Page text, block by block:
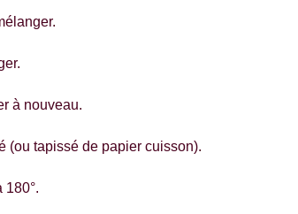
à nouveau.
(ou tapissé de papier cuisson).
180°.